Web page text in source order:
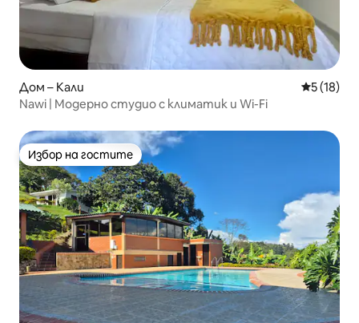
Дом – Кали Средна
5 (18)
Nawi | Модерно студио с климатик и Wi-Fi
Избор на гостите
Избор на гостите